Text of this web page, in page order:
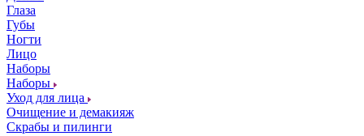
Глаза
Губы
Ногти
Лицо
Наборы
Наборы
Уход для лица
Очищение и демакияж
Скрабы и пилинги